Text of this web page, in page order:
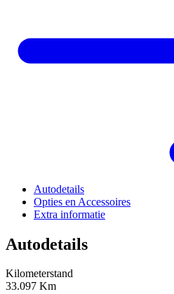
Autodetails
Opties en Accessoires
Extra informatie
Autodetails
Kilometerstand
33.097 Km